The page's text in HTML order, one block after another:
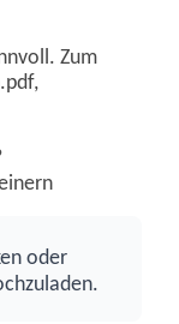
Zum
oder